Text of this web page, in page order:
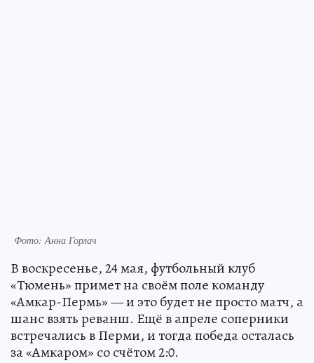
Фото: Анна Горлач
В воскресенье, 24 мая, футбольный клуб
«Тюмень» примет на своём поле команду
«Амкар-Пермь» — и это будет не просто матч, а
шанс взять реванш. Ещё в апреле соперники
встречались в Перми, и тогда победа осталась
за «Амкаром» со счётом 2:0.